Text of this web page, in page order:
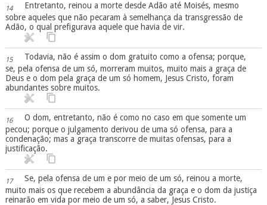
14
Entretanto, reinou a morte desde Adão até Moisés, mesmo
sobre aqueles que não pecaram à semelhança da transgressão de
Adão, o qual prefigurava aquele que havia de vir.
15
Todavia, não é assim o dom gratuito como a ofensa; porque,
se, pela ofensa de um só, morreram muitos, muito mais a graça de
Deus e o dom pela graça de um só homem, Jesus Cristo, foram
abundantes sobre muitos.
16
O dom, entretanto, não é como no caso em que somente um
pecou; porque o julgamento derivou de uma só ofensa, para a
condenação; mas a graça transcorre de muitas ofensas, para a
justificação.
17
Se, pela ofensa de um e por meio de um só, reinou a morte,
muito mais os que recebem a abundância da graça e o dom da justiça
reinarão em vida por meio de um só, a saber, Jesus Cristo.